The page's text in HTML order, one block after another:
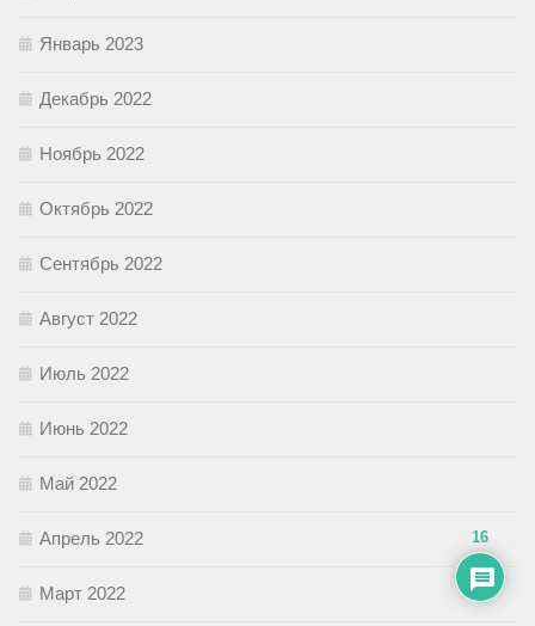
Январь 2023
Декабрь 2022
Ноябрь 2022
Октябрь 2022
Сентябрь 2022
Август 2022
Июль 2022
Июнь 2022
Май 2022
Апрель 2022
Март 2022
16